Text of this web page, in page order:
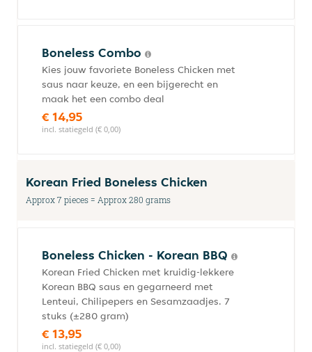
Boneless Combo
Kies jouw favoriete Boneless Chicken met
saus naar keuze, en een bijgerecht en
maak het een combo deal
€ 14,95
incl. statiegeld (€ 0,00)
Korean Fried Boneless Chicken
Approx 7 pieces = Approx 280 grams
Boneless Chicken - Korean BBQ
Korean Fried Chicken met kruidig-lekkere
Korean BBQ saus en gegarneerd met
Lenteui, Chilipepers en Sesamzaadjes. 7
stuks (±280 gram)
€ 13,95
incl. statiegeld (€ 0,00)